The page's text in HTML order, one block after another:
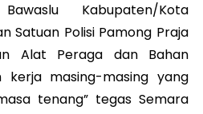
Kabupaten/Kota
Satuan Polisi Pamong Praja
Alat Peraga dan Bahan
kerja masing-masing yang
tenang” tegas Semara